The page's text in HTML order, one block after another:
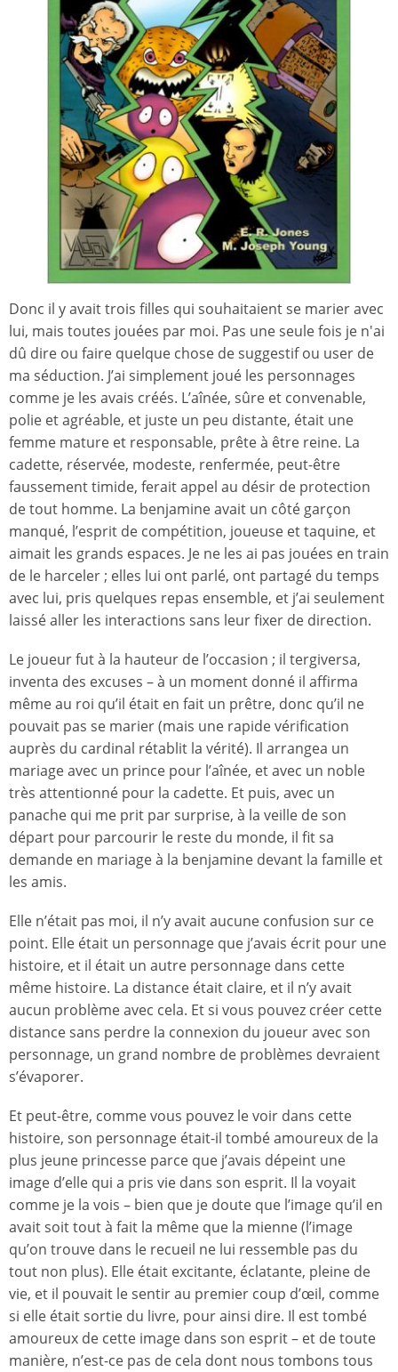
Donc il y avait trois filles qui souhaitaient se marier avec
lui, mais toutes jouées par moi. Pas une seule fois je n'ai
dû dire ou faire quelque chose de suggestif ou user de
ma séduction. J’ai simplement joué les personnages
comme je les avais créés. L’aînée, sûre et convenable,
polie et agréable, et juste un peu distante, était une
femme mature et responsable, prête à être reine. La
cadette, réservée, modeste, renfermée, peut-être
faussement timide, ferait appel au désir de protection
de tout homme. La benjamine avait un côté garçon
manqué, l’esprit de compétition, joueuse et taquine, et
aimait les grands espaces. Je ne les ai pas jouées en train
de le harceler ; elles lui ont parlé, ont partagé du temps
avec lui, pris quelques repas ensemble, et j’ai seulement
laissé aller les interactions sans leur fixer de direction.
Le joueur fut à la hauteur de l’occasion ; il tergiversa,
inventa des excuses – à un moment donné il affirma
même au roi qu’il était en fait un prêtre, donc qu’il ne
pouvait pas se marier (mais une rapide vérification
auprès du cardinal rétablit la vérité). Il arrangea un
mariage avec un prince pour l’aînée, et avec un noble
très attentionné pour la cadette. Et puis, avec un
panache qui me prit par surprise, à la veille de son
départ pour parcourir le reste du monde, il fit sa
demande en mariage à la benjamine devant la famille et
les amis.
Elle n’était pas moi, il n’y avait aucune confusion sur ce
point. Elle était un personnage que j’avais écrit pour une
histoire, et il était un autre personnage dans cette
même histoire. La distance était claire, et il n’y avait
aucun problème avec cela. Et si vous pouvez créer cette
distance sans perdre la connexion du joueur avec son
personnage, un grand nombre de problèmes devraient
s’évaporer.
Et peut-être, comme vous pouvez le voir dans cette
histoire, son personnage était-il tombé amoureux de la
plus jeune princesse parce que j’avais dépeint une
image d’elle qui a pris vie dans son esprit. Il la voyait
comme je la vois – bien que je doute que l’image qu’il en
avait soit tout à fait la même que la mienne (l’image
qu’on trouve dans le recueil ne lui ressemble pas du
tout non plus). Elle était excitante, éclatante, pleine de
vie, et il pouvait le sentir au premier coup d’œil, comme
si elle était sortie du livre, pour ainsi dire. Il est tombé
amoureux de cette image dans son esprit – et de toute
manière, n’est-ce pas de cela dont nous tombons tous